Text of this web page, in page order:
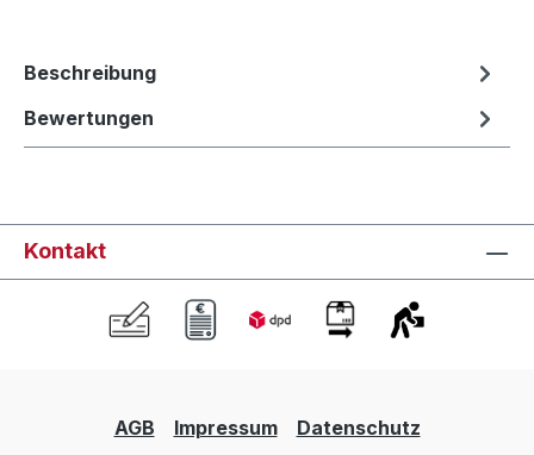
Beschreibung
Bewertungen
Kontakt
AGB Impressum Datenschutz